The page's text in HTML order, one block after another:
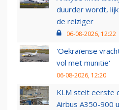
duurder wordt,
de reiziger
06-08-2026, 12:22
'Oekraïense
vol met munitie'
06-08-2026, 12:20
KLM stelt eerste
Airbus A350-900